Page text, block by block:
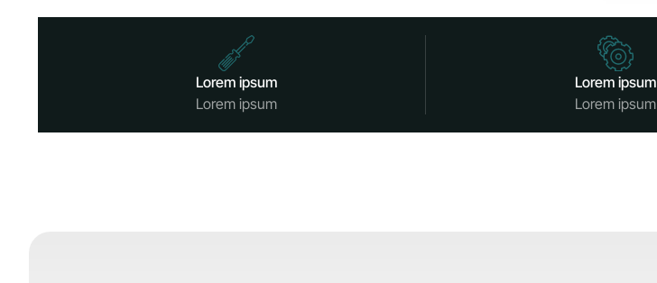
Lorem ipsum
Lorem ipsum
Lorem ipsum
Lorem ipsum